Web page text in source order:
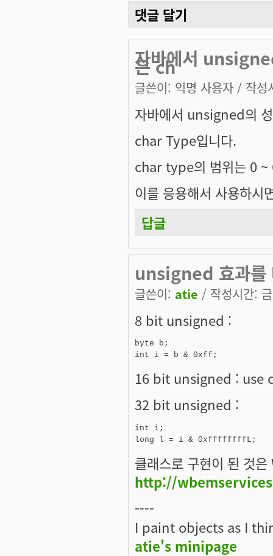
댓글 달기
자바에서
은 ch
글쓴이: 익명 사용자 / 작성
자바에서 unsigned의
char Type입니다.
char type의 범위는 0 ~
이를 응용해서 사용하시
답글
unsigned 효과를
글쓴이: atie / 작성시간:
8 bit unsigned :
byte b;
16 bit unsigned : use
32 bit unsigned :
int i;
클래스로 구현이 된 것
http://
----
I paint objects as I
atie's minipage